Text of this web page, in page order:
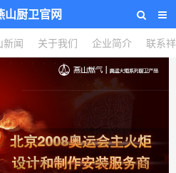
山厨卫官网
新闻 关于我们 企业简介 联系